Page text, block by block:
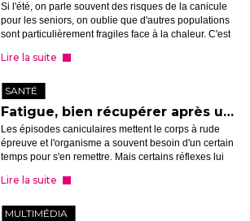
Si l'été, on parle souvent des risques de la canicule
pour les seniors, on oublie que d'autres populations
sont particulièrement fragiles face à la chaleur. C'est
psychiatriques et qu...
Lire la suite
SANTÉ
Fatigue, bien récupérer après un épisode de canicule
Les épisodes caniculaires mettent le corps à rude
épreuve et l'organisme a souvent besoin d'un certain
temps pour s'en remettre. Mais certains réflexes lui
températures tombent enfin.
Lire la suite
MULTIMÉDIA